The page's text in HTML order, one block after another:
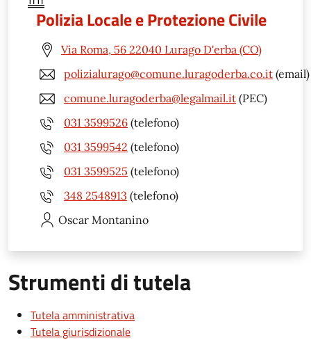
Polizia Locale e Protezione Civile
Via Roma, 56 22040 Lurago D'erba (CO)
polizialurago@comune.luragoderba.co.it (email)
comune.luragoderba@legalmail.it (PEC)
031 3599526 (telefono)
031 3599542 (telefono)
031 3599525 (telefono)
348 2548913 (telefono)
Oscar Montanino
Strumenti di tutela
Tutela amministrativa
Tutela giurisdizionale